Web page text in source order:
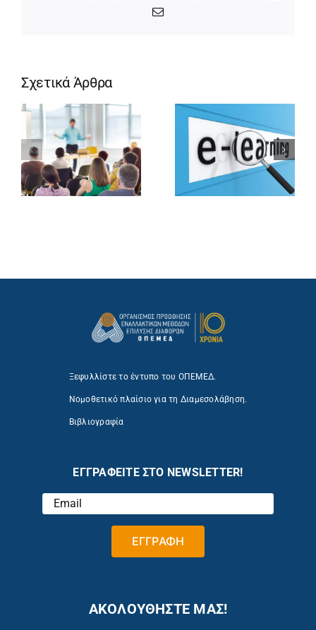
Email
Σχετικά Άρθρα
Ξεφυλλίστε το έντυπο του ΟΠΕΜΕΔ.
Νομοθετικό πλαίσιο για τη Διαμεσολάβηση.
Βιβλιογραφία
ΕΓΓΡΑΦΕΙΤΕ ΣΤΟ NEWSLETTER!
ΑΚΟΛΟΥΘΗΣΤΕ ΜΑΣ!